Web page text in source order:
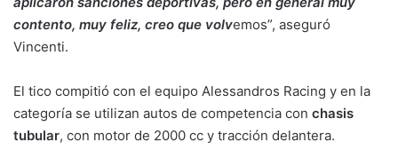
contento, muy feliz, creo que volvemos”, aseguró
Vincenti.
El tico compitió con el equipo Alessandros Racing y en la
categoría se utilizan autos de competencia con chasis
tubular, con motor de 2000 cc y tracción delantera.